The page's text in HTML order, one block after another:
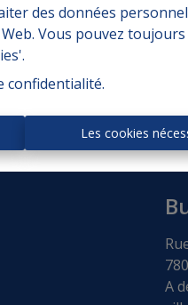
des données
Vous pouvez
confidentialité.
Les cookies
A